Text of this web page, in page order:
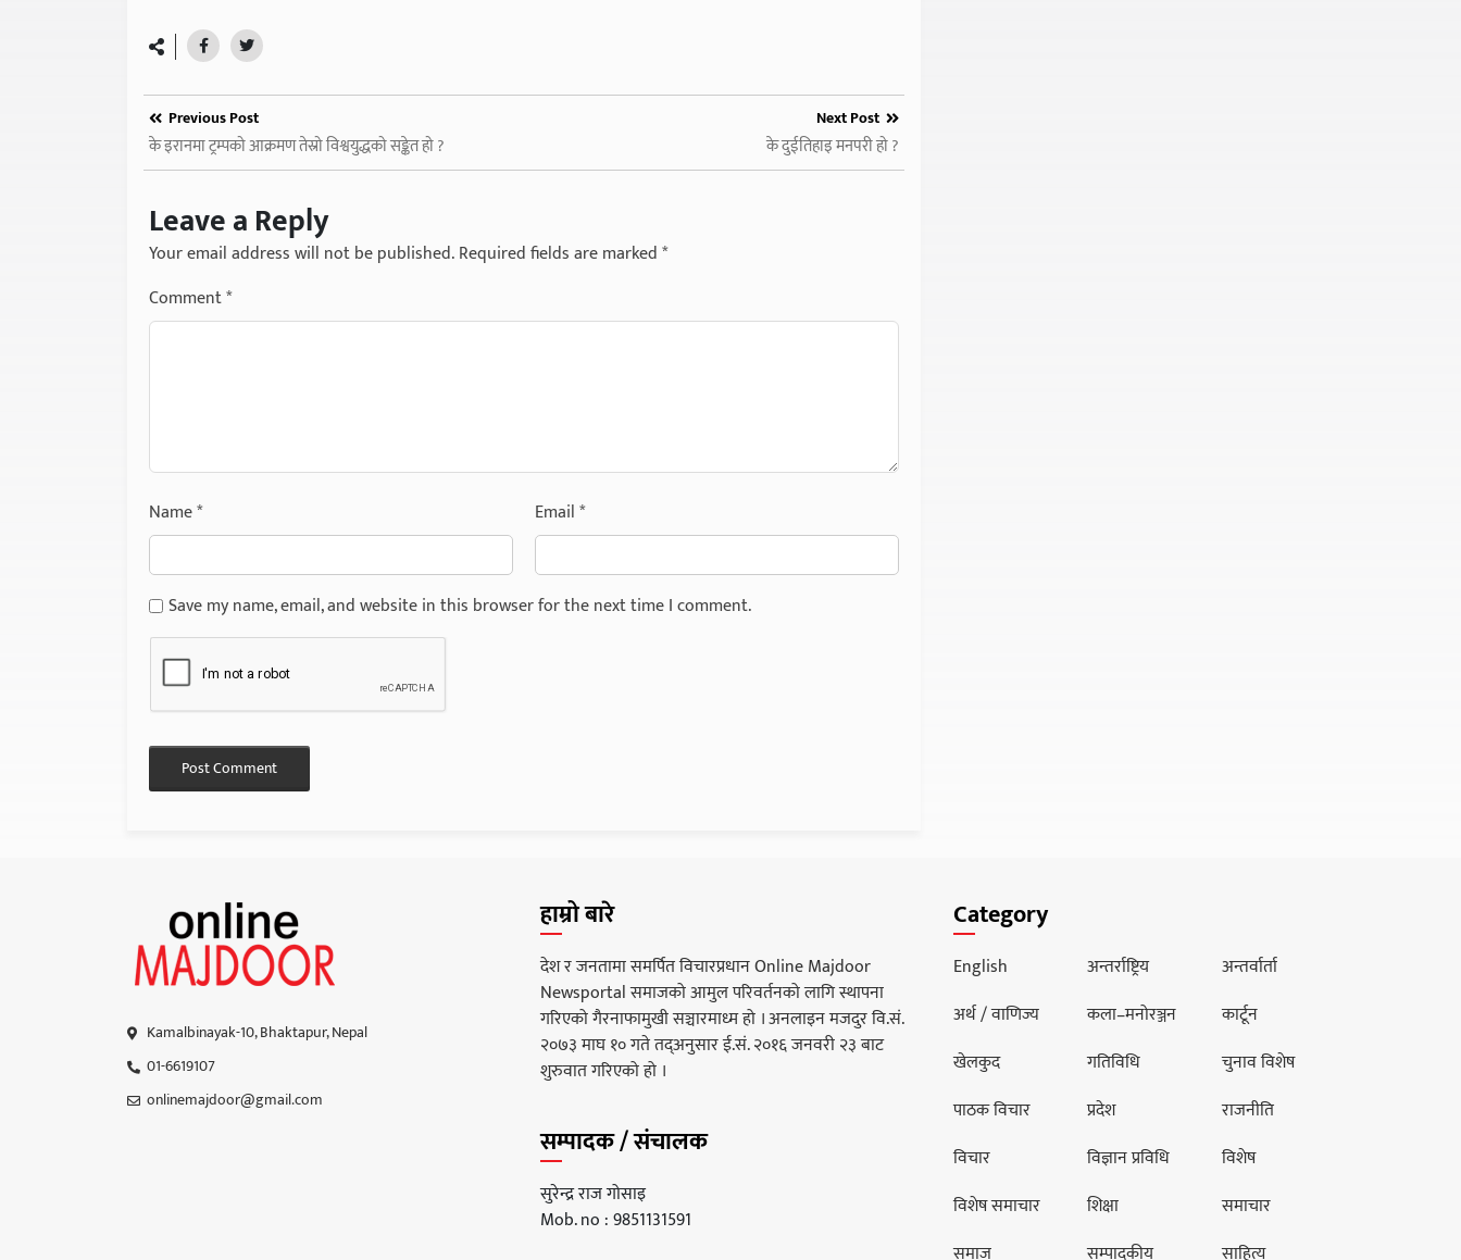
Previous Post
के इरानमा ट्रम्पको आक्रमण तेस्रो विश्वयुद्धको सङ्केत हो ?
Next Post
के दुईतिहाइ मनपरी हो ?
Leave a Reply
Your email address will not be published.Required fields are marked*
Comment*
Name* Email*
Save my name, email, and website in this browser for the next time I comment.
Kamalbinayak-10, Bhaktapur, Nepal
01-6619107
onlinemajdoor@gmail.com
हाम्रो बारे
देश र जनतामा समर्पित विचारप्रधान Online Majdoor
Newsportal समाजको आमुल परिवर्तनको लागि स्थापना
गरिएको गैरनाफामुखी सञ्चारमाध्म हो । अनलाइन मजदुर वि.सं.
२०७३ माघ १० गते तद्अनुसार ई.सं. २०१६ जनवरी २३ बाट
शुरुवात गरिएको हो ।
सम्पादक / संचालक
सुरेन्द्र राज गोसाइ
Mob. no : 9851131591
Category
English अन्तर्राष्ट्रिय
अन्तर्वार्ता
अर्थ / वाणिज्य
कला–मनोरञ्जन
कार्टून
खेलकुद
गतिविधि
चुनाव विशेष
पाठक विचार
प्रदेश
राजनीति
विचार
विज्ञान प्रविधि
विशेष
विशेष समाचार
शिक्षा
समाचार